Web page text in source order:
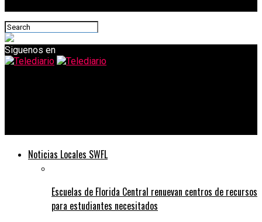
Siguenos en
Noticias Locales SWFL
Escuelas de Florida Central renuevan centros de recursos
para estudiantes necesitados